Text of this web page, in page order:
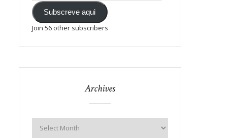
Subscreve aqui
Join 56 other subscribers
Archives